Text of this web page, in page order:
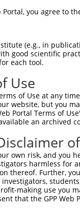
Portal, you agree to
(e.g., in
good scientific
each tool.
Use
of Use at any
website, but you
Portal Terms of
an archived
own risk, and
harmless for
thereof. Further,
making use you
that the GPP